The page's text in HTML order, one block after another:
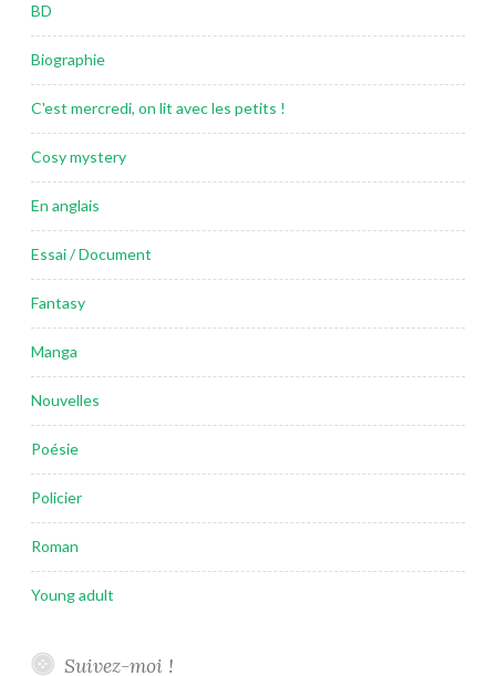
BD
Biographie
C'est mercredi, on lit avec les petits !
Cosy mystery
En anglais
Essai / Document
Fantasy
Manga
Nouvelles
Poésie
Policier
Roman
Young adult
Suivez-moi !